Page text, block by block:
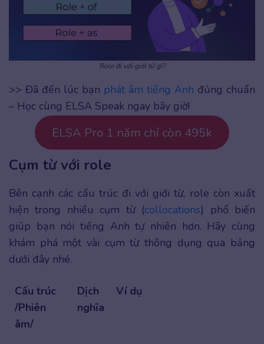
Role đi với giới từ gì?
>> Đã đến lúc bạn phát âm tiếng Anh đúng chuẩn
– Học cùng ELSA Speak ngay bây giờ!
ELSA Pro 1 năm chỉ còn 495k
Cụm từ với role
Bên cạnh các cấu trúc đi với giới từ, role còn xuất
hiện trong nhiều cụm từ (collocations) phổ biến
giúp bạn nói tiếng Anh tự nhiên hơn. Hãy cùng
khám phá một vài cụm từ thông dụng qua bảng
dưới đây nhé.
Cấu trúc
/Phiên
âm/
Dịch
nghĩa
Ví dụ